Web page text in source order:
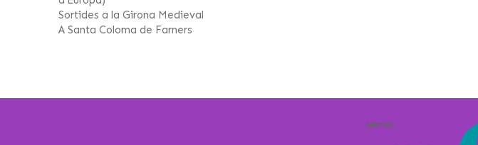
Sortides a la Girona Medieval
A Santa Coloma de Farners